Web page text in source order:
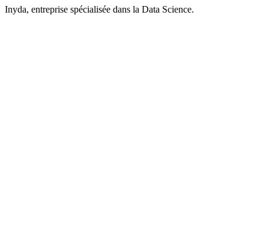
Inyda, entreprise spécialisée dans la Data Science.